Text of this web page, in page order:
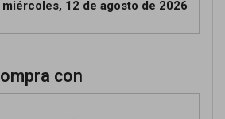
miércoles, 12 de agosto de 2026
con